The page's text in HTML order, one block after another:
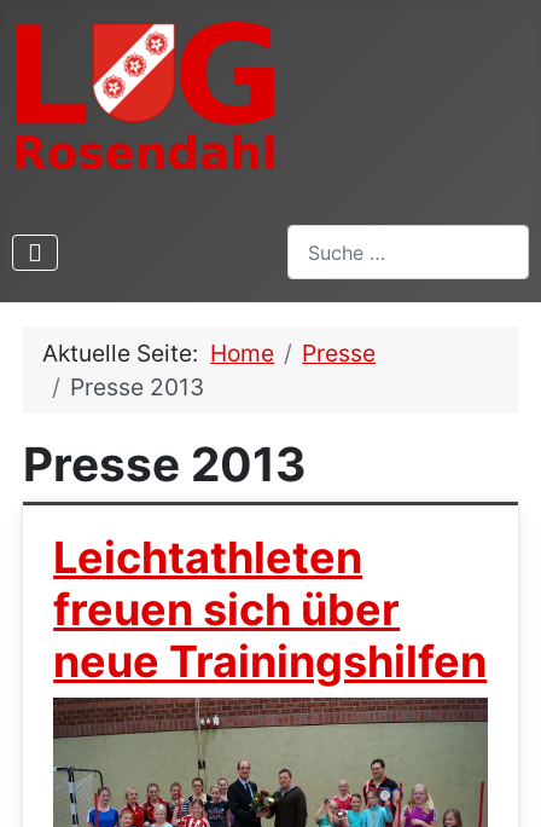
Suchen
Aktuelle Seite: Home
Presse
Presse 2013
Presse 2013
Leichtathleten
freuen sich über
neue Trainingshilfen